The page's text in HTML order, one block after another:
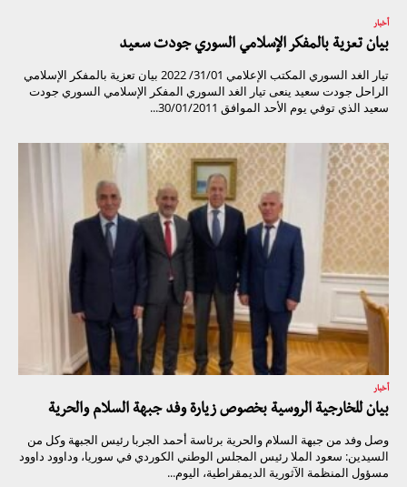
أخبار
بيان تعزية بالمفكر الإسلامي السوري جودت سعيد
تيار الغد السوري المكتب الإعلامي 31/01/ 2022 بيان تعزية بالمفكر الإسلامي
الراحل جودت سعيد ينعى تيار الغد السوري المفكر الإسلامي السوري جودت
سعيد الذي توفي يوم الأحد الموافق 30/01/2011...
أخبار
بيان للخارجية الروسية بخصوص زيارة وفد جبهة السلام والحرية
وصل وفد من جبهة السلام والحرية برئاسة أحمد الجربا رئيس الجبهة وكل من
السيدين: سعود الملا رئيس المجلس الوطني الكوردي في سوريا، وداوود داوود
مسؤول المنظمة الآثورية الديمقراطية، اليوم...